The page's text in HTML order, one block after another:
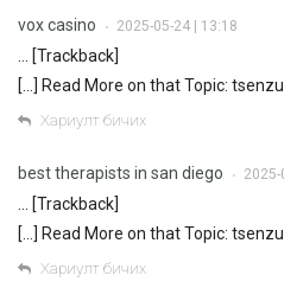
vox casino • 2025-05-24 | 13:18
… [Trackback]
[…] Read More on that Topic:
Хариулт бичих
best therapists in san diego • 2025-
… [Trackback]
[…] Read More on that Topic:
Хариулт бичих